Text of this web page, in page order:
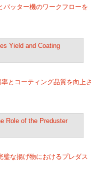
バッター機のワークフローを
とコーティング品質を向上さ
璧な揚げ物におけるプレダス